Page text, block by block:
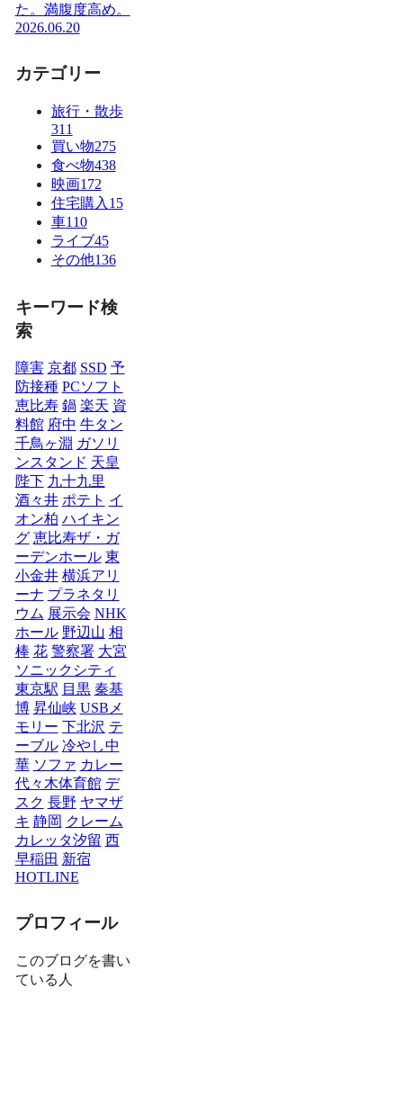
た。満腹度高め。
2026.06.20
カテゴリー
旅行・散歩
311
買い物275
食べ物438
映画172
住宅購入 15
車110
ライブ45
その他136
キーワード検
索
障害 京都 SSD 予
防接種 PCソフト
恵比寿 鍋 楽天 資
料館 府中 牛タン
千鳥ヶ淵 ガソリ
ンスタンド 天皇
陛下 九十九里
酒々井 ポテト イ
オン柏 ハイキン
グ 恵比寿ザ・ガ
ーデンホール 東
小金井 横浜アリ
ーナ プラネタリ
ウム 展示会 NHK
ホール 野辺山 相
棒 花 警察署 大宮
ソニックシティ
東京駅 目黒 秦基
博 昇仙峡 USBメ
モリー 下北沢 テ
ーブル 冷やし中
華 ソファ カレー
代々木体育館 デ
スク 長野 ヤマザ
キ 静岡 クレーム
カレッタ汐留 西
早稲田 新宿
HOTLINE
プロフィール
このブログを書い
ている人